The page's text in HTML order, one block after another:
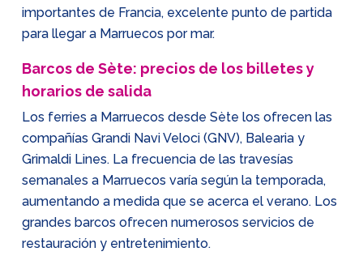
importantes de Francia, excelente punto de partida
para llegar a Marruecos por mar.
Barcos de Sète: precios de los billetes y
horarios de salida
Los ferries a Marruecos desde Sète los ofrecen las
compañías Grandi Navi Veloci (GNV), Balearia y
Grimaldi Lines. La frecuencia de las travesías
semanales a Marruecos varía según la temporada,
aumentando a medida que se acerca el verano. Los
grandes barcos ofrecen numerosos servicios de
restauración y entretenimiento.